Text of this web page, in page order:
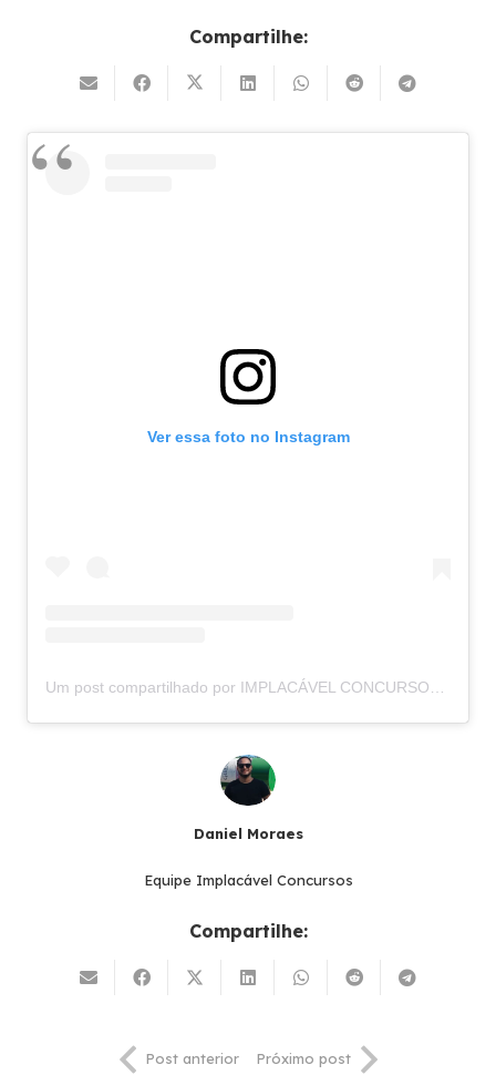
Compartilhe:
Ver essa foto no Instagram
Um post compartilhado por IMPLACÁVEL CONCURSOS (@implacavelconcursos)
Daniel Moraes
Equipe Implacável Concursos
Compartilhe:
Post anterior Próximo post